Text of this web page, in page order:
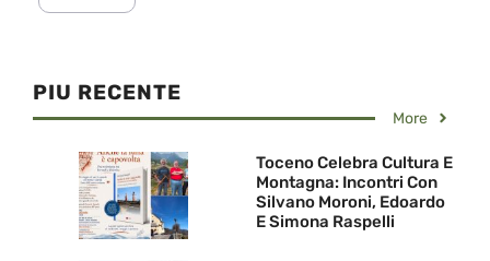
PIU RECENTE
More
Toceno Celebra Cultura E
Montagna: Incontri Con
Silvano Moroni, Edoardo
E Simona Raspelli